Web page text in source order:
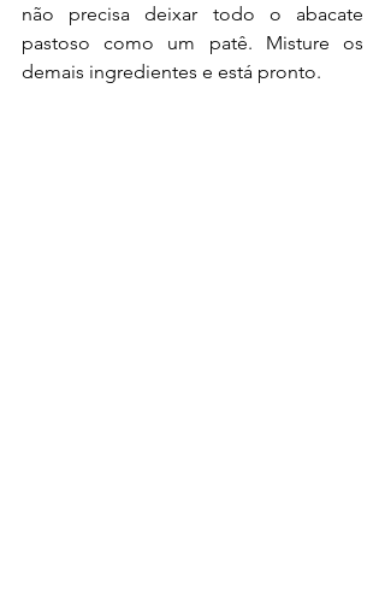
não precisa deixar todo o abacate
pastoso como um patê. Misture os
demais ingredientes e está pronto.